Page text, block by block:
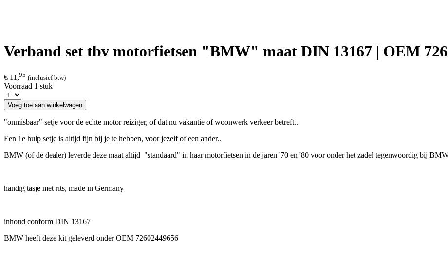
Verband set tbv motorfietsen "BMW" maat DIN 13167 | OEM
€ 11,95 (inclusief btw)
Voorraad 1 stuk
Voeg toe aan winkelwagen
"onmisbaar" setje voor de echte motor reiziger, of dat nu vakantie of woonwerk verkeer betreft..
Een 1e hulp setje is altijd fijn bij je te hebben, voor jezelf of een ander..
BMW (of de dealer) leverde deze maat altijd "standaard" in haar motorfietsen in de jaren '70 en '80 voor onder het zadel tegenwoordig bij
handig tasje met rits, made in Germany
inhoud conform DIN 13167
BMW heeft deze kit geleverd onder OEM 72602449656